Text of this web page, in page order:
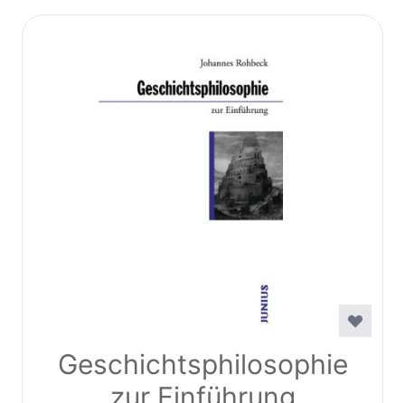
Geschichtsphilosophie
zur Einführung